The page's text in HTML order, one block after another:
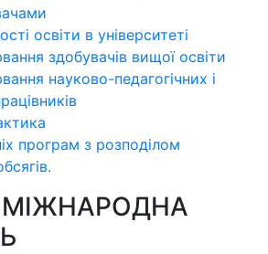
освіти в університеті
здобувачів вищої освіти
науково-педагогічних і
програм з розподілoм
МІЖНАРОДНА